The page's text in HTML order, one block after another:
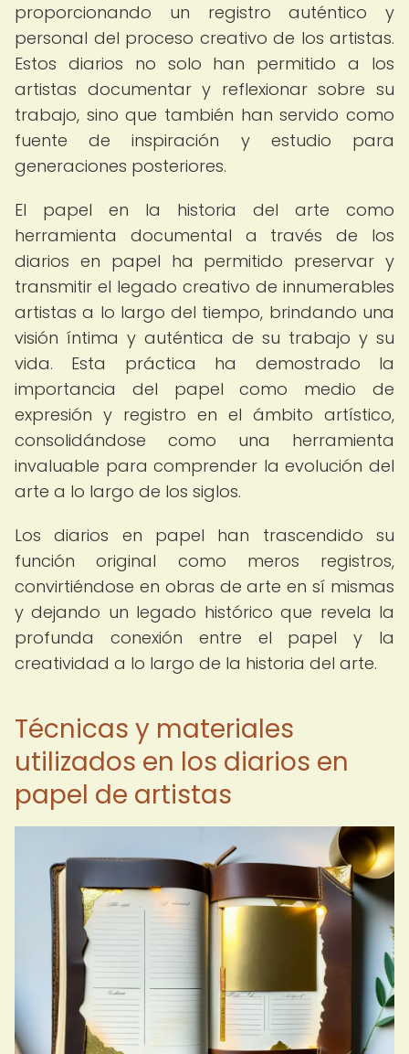
proporcionando un registro auténtico y
personal del proceso creativo de los artistas.
Estos diarios no solo han permitido a los
artistas documentar y reflexionar sobre su
trabajo, sino que también han servido como
fuente de inspiración y estudio para
generaciones posteriores.
El papel en la historia del arte como
herramienta documental a través de los
diarios en papel ha permitido preservar y
transmitir el legado creativo de innumerables
artistas a lo largo del tiempo, brindando una
visión íntima y auténtica de su trabajo y su
vida. Esta práctica ha demostrado la
importancia del papel como medio de
expresión y registro en el ámbito artístico,
consolidándose como una herramienta
invaluable para comprender la evolución del
arte a lo largo de los siglos.
Los diarios en papel han trascendido su
función original como meros registros,
convirtiéndose en obras de arte en sí mismas
y dejando un legado histórico que revela la
profunda conexión entre el papel y la
creatividad a lo largo de la historia del arte.
Técnicas y materiales
utilizados en los diarios en
papel de artistas